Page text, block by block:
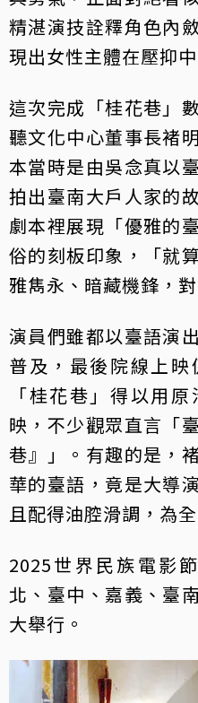
精湛演技詮釋角色內
現出女性主體在壓抑
這次完成「桂花巷」
聽文化中心董事長褚
本當時是由吳念真以
拍出臺南大戶人家的
劇本裡展現「優雅的
俗的刻板印象，「就
雅雋永、暗藏機鋒，
演員們雖都以臺語演
普及，最後院線上
「桂花巷」得以用
映，不少觀眾直言「
巷』」。有趣的是，
華的臺語，竟是大導
且配得油腔滑調，為
2025世界民族電影
北、臺中、嘉義、臺
大舉行。